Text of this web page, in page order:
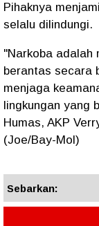
Pihaknya
selalu dilindungi.
"Narkoba adalah
berantas secara
menjaga
lingkungan yang
Humas, AKP
(Joe/Bay-Mol)
Sebarkan: